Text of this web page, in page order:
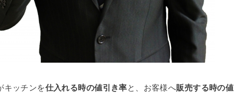
キッチンを仕入れる時の値引き率と、お客様へ販売する時の値